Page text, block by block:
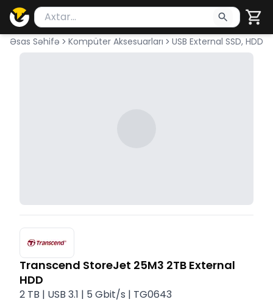
Məhsul axtar
Axtarış üçün ən azı 2 simvol yazın. Göndərmək
Əsas Səhifə Kompüter Aksesuarları USB External SSD, HDD
Transcend StoreJet 25M3 2TB External
HDD
2 TB | USB 3.1 | 5 Gbit/s | TG0643